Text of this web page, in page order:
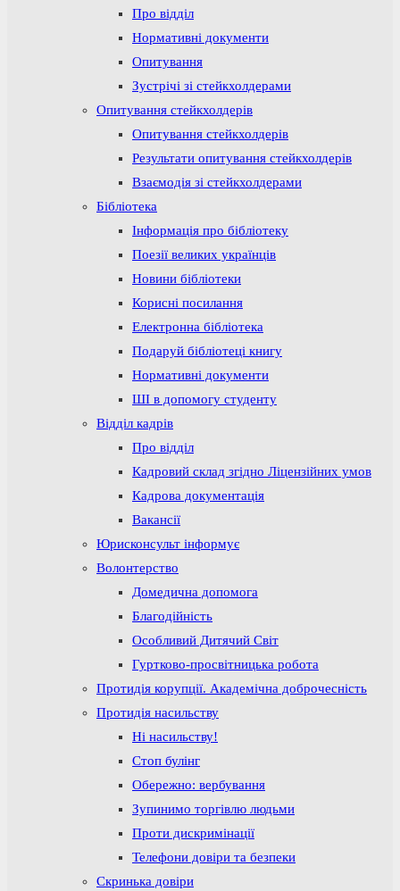
Про відділ
Нормативні документи
Опитування
Зустрічі зі стейкхолдерами
Опитування стейкхолдерів
Опитування стейкхолдерів
Результати опитування стейкхолдерів
Взаємодія зі стейкхолдерами
Бібліотека
Інформація про бібліотеку
Поезії великих українців
Новини бібліотеки
Корисні посилання
Електронна бібліотека
Подаруй бібліотеці книгу
Нормативні документи
ШІ в допомогу студенту
Відділ кадрів
Про відділ
Кадровий склад згідно Ліцензійних умов
Кадрова документація
Вакансії
Юрисконсульт інформує
Волонтерство
Домедична допомога
Благодійність
Особливий Дитячий Світ
Гуртково-просвітницька робота
Протидія корупції. Академічна доброчесність
Протидія насильству
Ні насильству!
Стоп булінг
Обережно: вербування
Зупинимо торгівлю людьми
Проти дискримінації
Телефони довіри та безпеки
Скринька довіри